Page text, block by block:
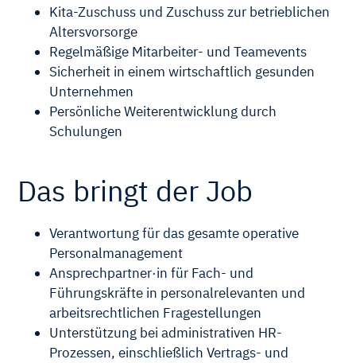
Kita-Zuschuss und Zuschuss zur betrieblichen
Altersvorsorge
Regelmäßige Mitarbeiter- und Teamevents
Sicherheit in einem wirtschaftlich gesunden
Unternehmen
Persönliche Weiterentwicklung durch
Schulungen
Das bringt der Job
Verantwortung für das gesamte operative
Personalmanagement
Ansprechpartner·in für Fach- und
Führungskräfte in personalrelevanten und
arbeitsrechtlichen Fragestellungen
Unterstützung bei administrativen HR-
Prozessen, einschließlich Vertrags- und